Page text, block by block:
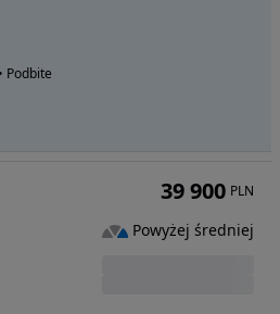
Podbite
39 900 PLN
Powyżej średniej